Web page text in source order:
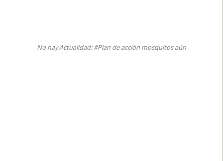
No hay Actualidad: #Plan de acción mosquitos aún